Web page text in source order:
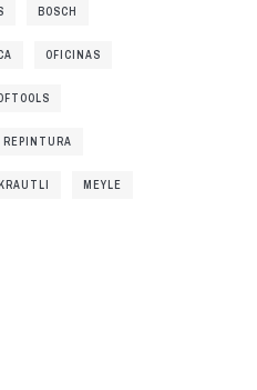
BOSCH
OFICINAS
REPINTURA
MEYLE